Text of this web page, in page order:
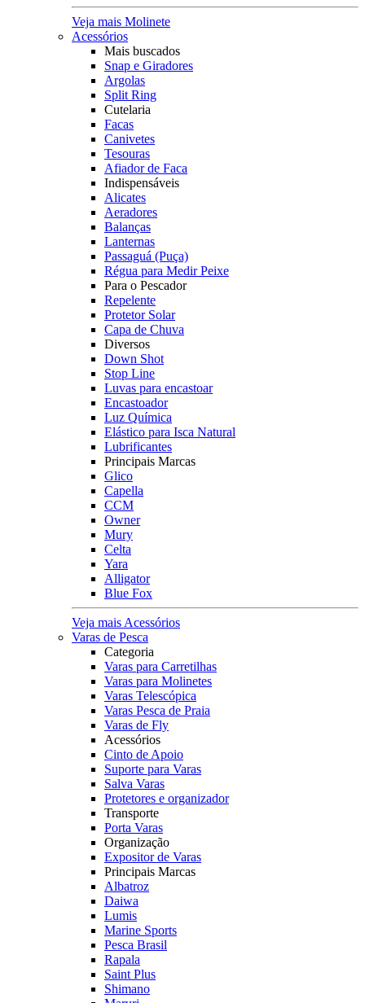
Veja mais Molinete
Acessórios
Mais buscados
Snap e Giradores
Argolas
Split Ring
Cutelaria
Facas
Canivetes
Tesouras
Afiador de Faca
Indispensáveis
Alicates
Aeradores
Balanças
Lanternas
Passaguá (Puça)
Régua para Medir Peixe
Para o Pescador
Repelente
Protetor Solar
Capa de Chuva
Diversos
Down Shot
Stop Line
Luvas para encastoar
Encastoador
Luz Química
Elástico para Isca Natural
Lubrificantes
Principais Marcas
Glico
Capella
CCM
Owner
Mury
Celta
Yara
Alligator
Blue Fox
Veja mais Acessórios
Varas de Pesca
Categoria
Varas para Carretilhas
Varas para Molinetes
Varas Telescópica
Varas Pesca de Praia
Varas de Fly
Acessórios
Cinto de Apoio
Suporte para Varas
Salva Varas
Protetores e organizador
Transporte
Porta Varas
Organização
Expositor de Varas
Principais Marcas
Albatroz
Daiwa
Lumis
Marine Sports
Pesca Brasil
Rapala
Saint Plus
Shimano